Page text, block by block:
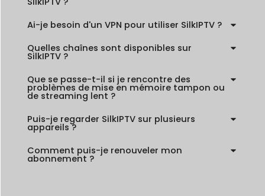
Ai-je besoin d'un VPN pour utiliser SilkIPTV ?
Quelles chaînes sont disponibles sur
SilkIPTV ?
Que se passe-t-il si je rencontre des
problèmes de mise en mémoire tampon ou
de streaming lent ?
Puis-je regarder SilkIPTV sur plusieurs
appareils ?
Comment puis-je renouveler mon
abonnement ?